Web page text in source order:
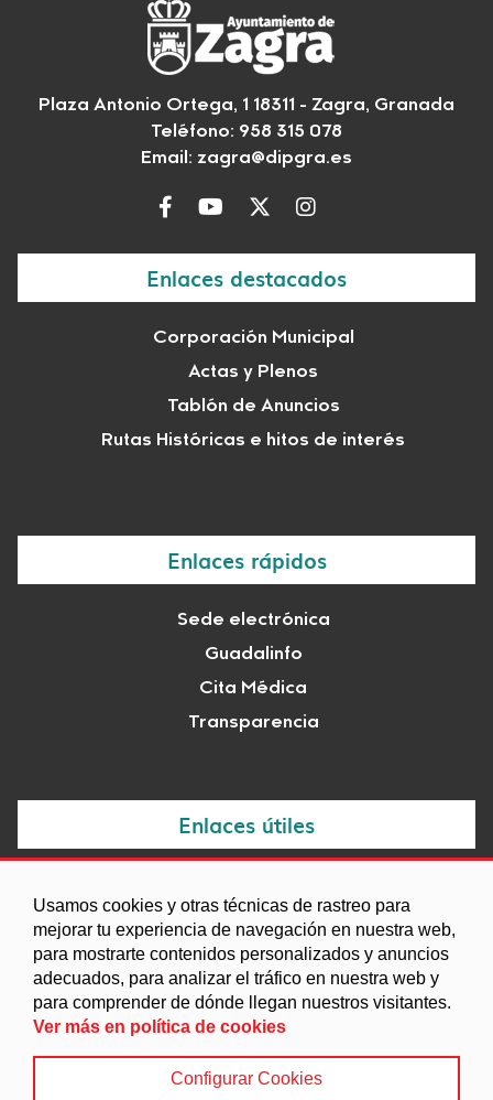
Usamos cookies y otras técnicas de rastreo para
mejorar tu experiencia de navegación en nuestra web,
para mostrarte contenidos personalizados y anuncios
adecuados, para analizar el tráfico en nuestra web y
para comprender de dónde llegan nuestros visitantes.
Ver más en política de cookies
Configurar Cookies
Plaza Antonio Ortega, 1 18311 - Zagra, Granada
Teléfono: 958 315 078
Email: zagra@dipgra.es
Enlaces destacados
Corporación Municipal
Actas y Plenos
Tablón de Anuncios
Rutas Históricas e hitos de interés
Enlaces rápidos
Sede electrónica
Guadalinfo
Cita Médica
Transparencia
Enlaces útiles
Agenda
Ordenanzas
Entidades y asociaciones
Política de Cookies